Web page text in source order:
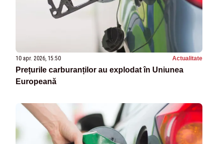
10 apr. 2026, 15:50 Actualitate
Prețurile carburanților au explodat în Uniunea
Europeană